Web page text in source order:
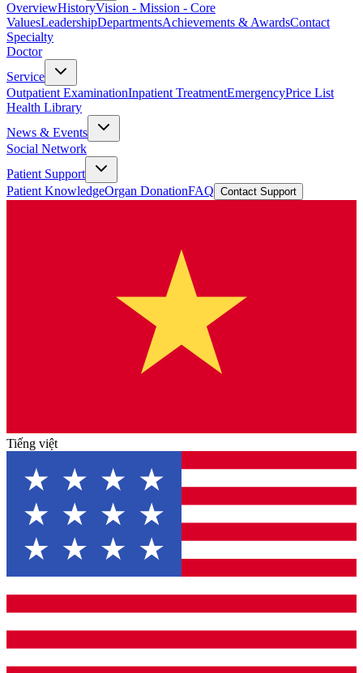
OverviewHistoryVision - Mission - Core
ValuesLeadershipDepartmentsAchievements & AwardsContact
Specialty
Doctor
Service
Outpatient ExaminationInpatient TreatmentEmergencyPrice List
Health Library
News & Events
Social Network
Patient Support
Patient KnowledgeOrgan DonationFAQ Contact Support
Tiếng việt